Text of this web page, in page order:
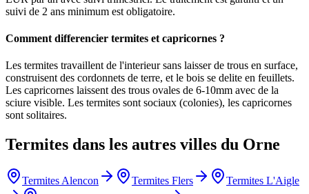
suivi de 2 ans minimum est obligatoire.
Comment differencier termites et capricornes ?
Les termites travaillent de l'interieur sans laisser de trous en surface,
construisent des cordonnets de terre, et le bois se delite en feuillets.
Les capricornes laissent des trous ovales de 6-10mm avec de la
sciure visible. Les termites sont sociaux (colonies), les capricornes
sont solitaires.
Termites dans les autres villes du Orne
Termites Alencon Termites Flers Termites L'Aigle